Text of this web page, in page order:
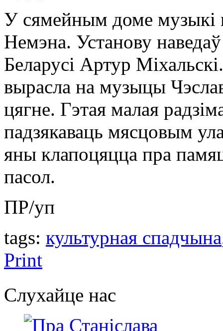
У сямейным доме музыкі
Немэна. Установу
Беларусі Артур
вырасла на музыцы
цягне. Гэтая малая
падзякаваць мясцовым
яны клапоцяцца пра
пасол.
ПР/уп
tags: культурная спадчына
Print
Слухайце нас